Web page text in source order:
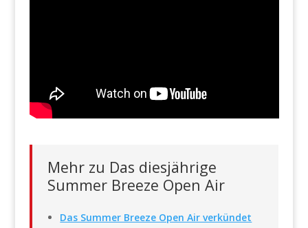
Mehr zu Das diesjährige
Summer Breeze Open Air
Das Summer Breeze Open Air verkündet